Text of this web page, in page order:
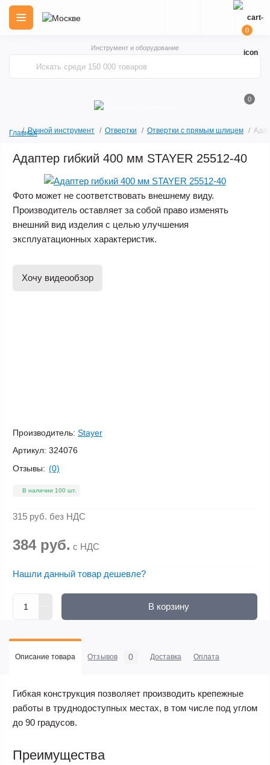
Инструмент и оборудование
0
0
ГлавнаяРучной инструмент Отвертки Отвертки с прямым шлицем
Адаптер гибкий 400 мм STAYER 25512-40
Фото может не соответствовать внешнему виду.
Производитель оставляет за собой право изменять
внешний вид изделия с целью улучшения
эксплуатационных характеристик.
Хочу видеообзор
Производитель: Stayer
Артикул: 324076
Отзывы: (0)
В наличии 100 шт.
315 руб. без НДС
384 руб. с НДС
Нашли данный товар дешевле?
В корзину
Описание товара Отзывов 0 Доставка Оплата
Гибкая конструкция позволяет производить крепежные
работы в труднодоступных местах, в том числе под углом
до 90 градусов.
Преимущества